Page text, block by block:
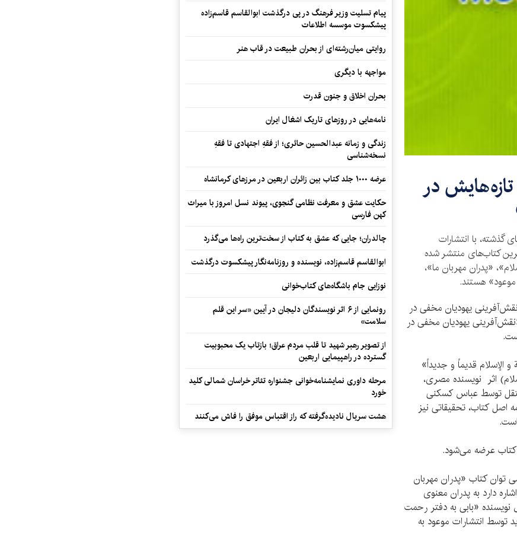
در
با انتشارات
کتاب‌های منتشر شده
«پدران مهربان ما»،
هستند.
یهودیان مخفی در
یهودیان مخفی در
الإسلام قدیماً و جدیداً»
اثر نویسنده‌ مصری،
توسط عباس کسکنی
اصل کتاب، تحقیقاتی نیز
توان کتاب «پدران مهربان
دارد به پدران معنوی
نویسنده «بابی به دفتر رحمت
انتشارات موعود به
پیام تسلیت وزیر فرهنگ در پی درگذشت ابوالقاسم قاسم‌زاده
پیشکسوت موسسه اطلاعات
روایتی میان‌رشته‌ای از بحران طبیعت در قاب هنر
مواجهه با دیگری
بحران اخلاق و جنون قدرت
نامه‌هایی در روزهای تاریک اشغال ایران
زندگی و زمانه عبدالحسین حائری؛ از فقهِ اجتهادی تا فقهِ
نسخه‌شناسی
عرضه ۱۰۰۰ جلد کتاب بین زائران اربعین در مرزهای کرمانشاه
حکایت عشق و معرفت نظامی گنجوی، پیوند نسل امروز با میراث
کهن فارسی
چالدران؛ جایی که عشق به کتاب از سخت‌ترین راه‌ها می‌گذرد
ابوالقاسم قاسم‌زاده، نویسنده و روزنامه‌نگار پیشکسوت درگذشت
نوزایی جام باشگاه‌های کتاب‌خوانی
رونمایی از ۶ اثر نویسندگان دلیجان در آیین «سر این قلم
سلامت»
از تصویر رهبر شهید تا قلب مردم عراق؛ بازتاب یک محبوبیت
گسترده در راهپیمایی اربعین
مرحله داوری نمایشنامه‌خوانی جشنواره تئاتر خراسان شمالی کلید
خورد
هشت سریال نادیده‌گرفته که راز اقتباس موفق را فاش می‌کنند